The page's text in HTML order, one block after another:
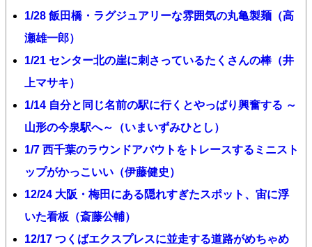
1/28 飯田橋・ラグジュアリーな雰囲気の丸亀製麺（高
瀬雄一郎）
1/21 センター北の崖に刺さっているたくさんの棒（井
上マサキ）
1/14 自分と同じ名前の駅に行くとやっぱり興奮する ～
山形の今泉駅へ～（いまいずみひとし）
1/7 西千葉のラウンドアバウトをトレースするミニスト
ップがかっこいい（伊藤健史）
12/24 大阪・梅田にある隠れすぎたスポット、宙に浮
いた看板（斎藤公輔）
12/17 つくばエクスプレスに並走する道路がめちゃめ